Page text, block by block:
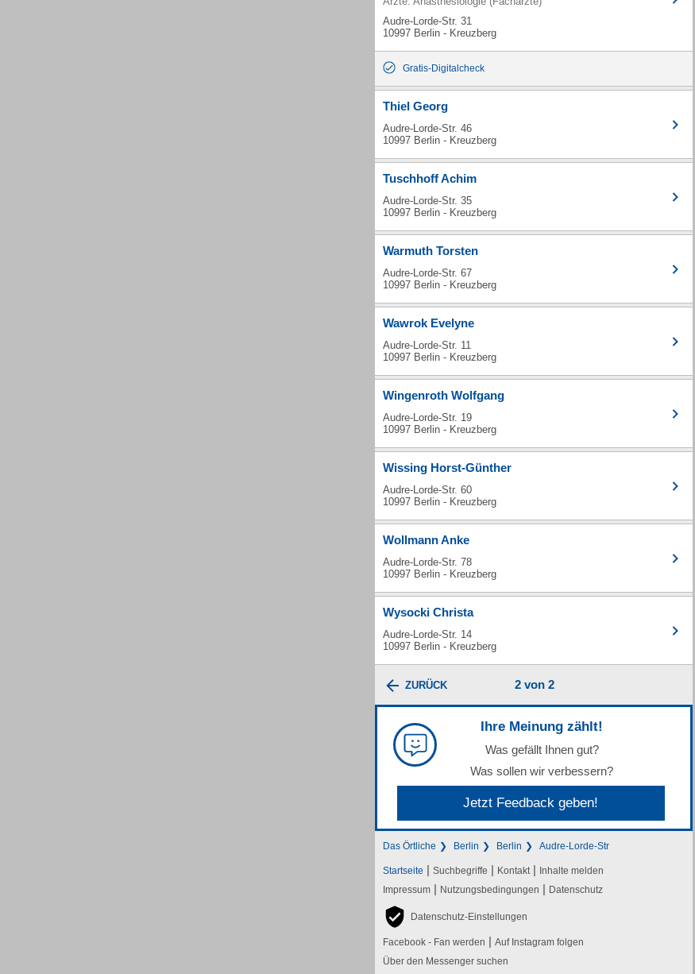
Audre-Lorde-Str. 31
10997 Berlin - Kreuzberg
Gratis-Digitalcheck
Thiel Georg
Audre-Lorde-Str. 46
10997 Berlin - Kreuzberg
Tuschhoff Achim
Audre-Lorde-Str. 35
10997 Berlin - Kreuzberg
Warmuth Torsten
Audre-Lorde-Str. 67
10997 Berlin - Kreuzberg
Wawrok Evelyne
Audre-Lorde-Str. 11
10997 Berlin - Kreuzberg
Wingenroth Wolfgang
Audre-Lorde-Str. 19
10997 Berlin - Kreuzberg
Wissing Horst-Günther
Audre-Lorde-Str. 60
10997 Berlin - Kreuzberg
Wollmann Anke
Audre-Lorde-Str. 78
10997 Berlin - Kreuzberg
Wysocki Christa
Audre-Lorde-Str. 14
10997 Berlin - Kreuzberg
ZURÜCK 2 von 2
Ihre Meinung zählt!
Was gefällt Ihnen gut?
Was sollen wir verbessern?
Jetzt Feedback geben!
Das Örtliche Berlin Berlin Audre-Lorde-Str
Startseite | Suchbegriffe | Kontakt | Inhalte melden
Impressum | Nutzungsbedingungen | Datenschutz
Datenschutz-Einstellungen
Facebook - Fan werden | Auf Instagram folgen
Über den Messenger suchen